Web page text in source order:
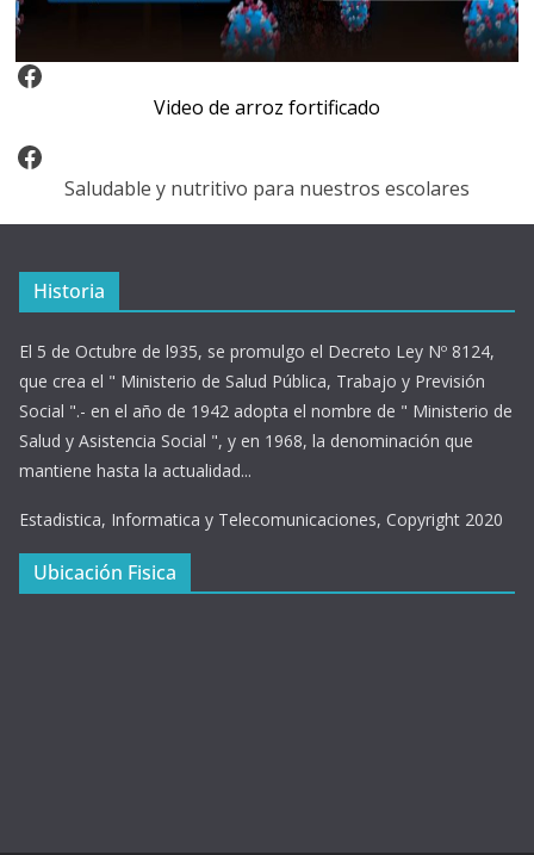
Video Arroz Fortificado
Video de arroz fortificado
Facebook
Saludable y nutritivo para nuestros escolares
Historia
El 5 de Octubre de l935, se promulgo el Decreto Ley Nº 8124,
que crea el " Ministerio de Salud Pública, Trabajo y Previsión
Social ".- en el año de 1942 adopta el nombre de " Ministerio de
Salud y Asistencia Social ", y en 1968, la denominación que
mantiene hasta la actualidad...
Estadistica, Informatica y Telecomunicaciones, Copyright 2020
Ubicación Fisica